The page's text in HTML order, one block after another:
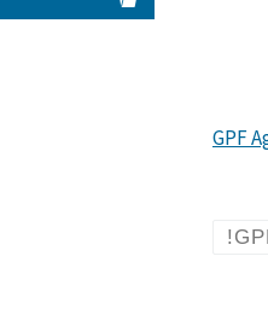
GPF